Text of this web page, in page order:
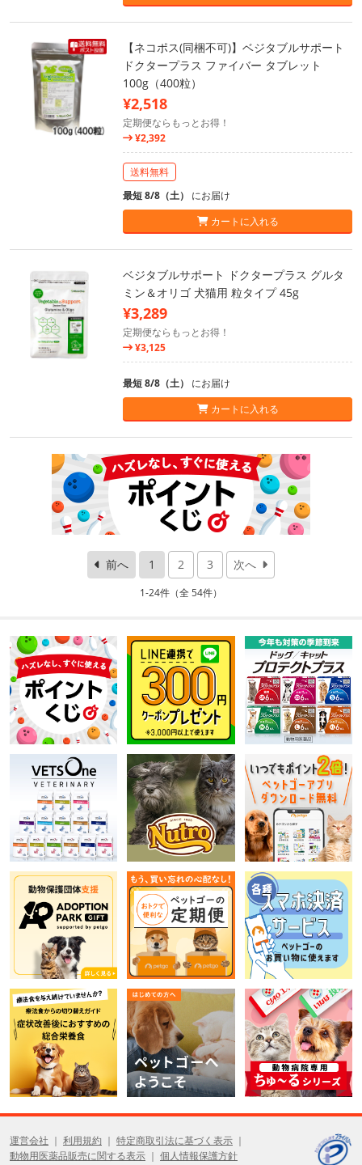
【ネコポス(同梱不可)】ベジタブルサポート
ドクタープラス ファイバー タブレット
100g（400粒）
¥2,518
定期便ならもっとお得！
¥2,392
送料無料
最短 8/8（土） にお届け
カートに入れる
ベジタブルサポート ドクタープラス グルタ
ミン＆オリゴ 犬猫用 粒タイプ 45g
¥3,289
定期便ならもっとお得！
¥3,125
最短 8/8（土） にお届け
カートに入れる
前へ 1 2 3 次へ
1-24件（全 54件）
運営会社 利用規約
特定商取引法に基づく表示
動物用医薬品販売に関する表示
個人情報保護方針